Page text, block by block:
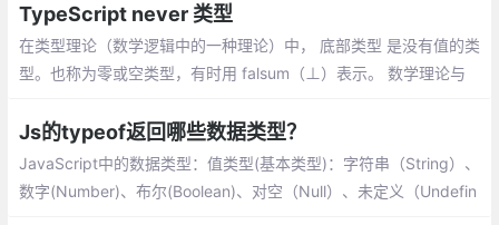
TypeScript never 类型
在类型理论（数学逻辑中的一种理论）中， 底部类型 是没有值的类
型。也称为零或空类型，有时用 falsum（⊥）表示。 数学理论与
应用场景。
Js的typeof返回哪些数据类型？
JavaScript中的数据类型：值类型(基本类型)：字符串（String）、
数字(Number)、布尔(Boolean)、对空（Null）、未定义（Undefin